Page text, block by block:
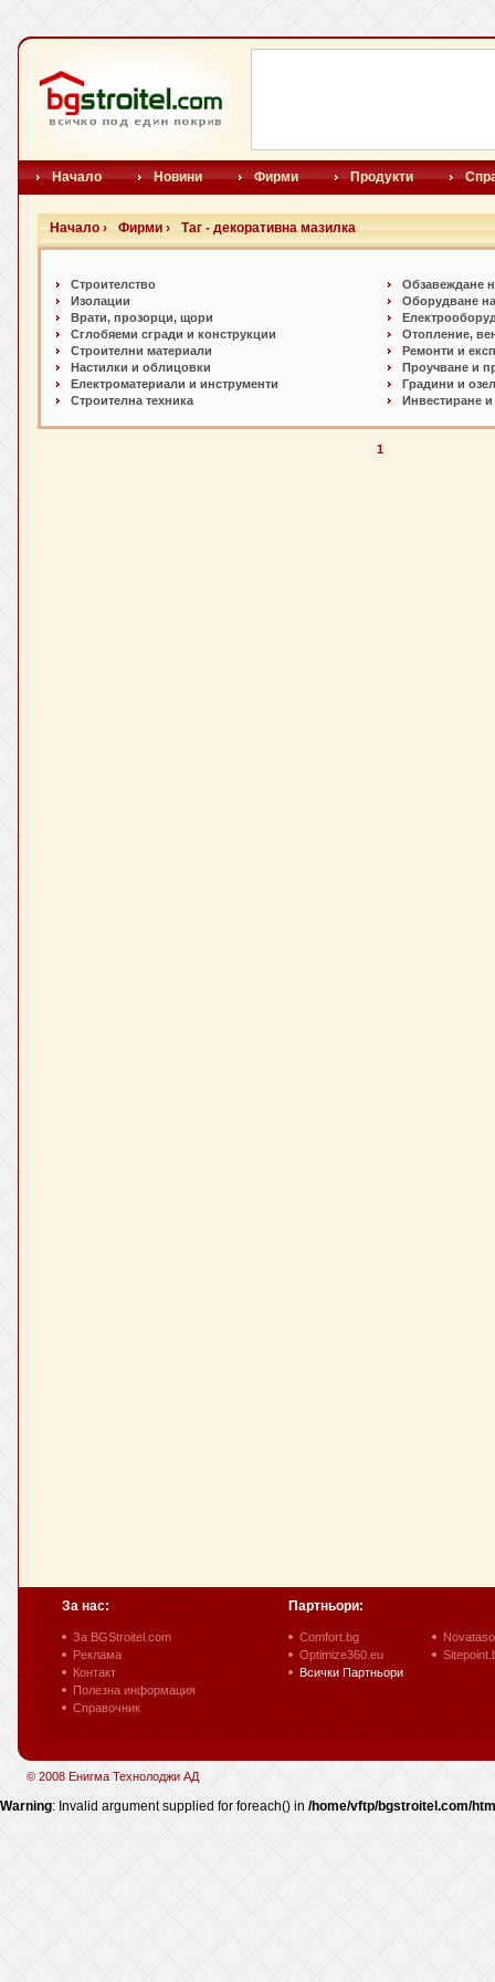
Начало Новини Фирми Продукти
Начало › Фирми › Таг - декоративна мазилка
Строителство
Изолации
Врати, прозорци, щори
Сглобяеми сгради и конструкции
Строителни материали
Настилки и oблицовки
Електроматериали и инструменти
Строителна техника
Обзавеждане
Оборудване
Отопление,
Ремонти и
Проучване и
Градини и
Инвестиране
1
За нас:
За BGStroitel.com
Реклама
Контакт
Полезна информация
Справочник
Партньори:
Comfort.bg
Optimize360.eu
Всички Партньори
© 2008 Енигма Технолоджи АД
Warning: Invalid argument supplied for foreach() in /home/vftp/bgstroitel.com/